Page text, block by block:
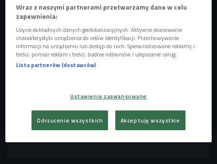
całości zniszczony, więc budynki, które możemy dziś
oglądać w mieście, pochodzą z epoki modernizmu, ze
szczególnym naciskiem na brutalizm. Są monumentalne,
surowe, bardzo przytłaczające i wyglądają tak, jakby ktoś
"wywrócił je na drugą stronę" - opowiada autorka audycji
Martyna Matwiejuk. - Oczy, które nie są przyzwyczajone do
17:35
(Światła wielkiego miasta/Czwórka)
Wraz z naszymi partnerami przetwarzamy dane w celu
zapewnienia:
Użycie dokładnych danych geolokalizacyjnych. Aktywne skanowanie
charakterystyki urządzenia do celów identyfikacji. Przechowywanie
informacji na urządzeniu lub dostęp do nich. Spersonalizowane reklamy i
treści, pomiar reklam i treści, badnie odbiorców i ulepszanie usług.
Lista partnerów (dostawców)
Ustawienia zaawansowane
Odrzucenie wszystkich Akceptuję wszystkie